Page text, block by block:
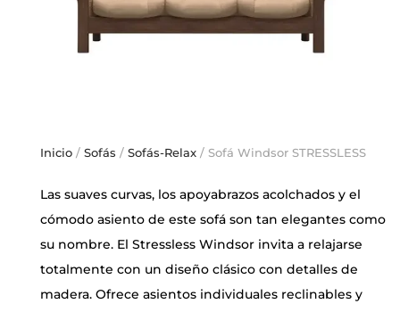
Inicio / Sofás / Sofás-Relax / Sofá Windsor STRESSLESS
Las suaves curvas, los apoyabrazos acolchados y el
cómodo asiento de este sofá son tan elegantes como
su nombre. El Stressless Windsor invita a relajarse
totalmente con un diseño clásico con detalles de
madera. Ofrece asientos individuales reclinables y